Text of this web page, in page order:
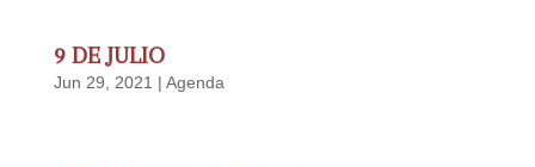
9 DE JULIO
Jun 29, 2021 | Agenda